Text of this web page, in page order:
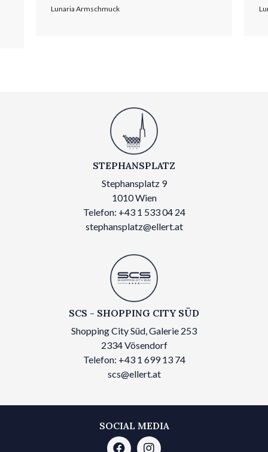
Lunaria Armschmuck
STEPHANSPLATZ
Stephansplatz 9
1010 Wien
Telefon: +43 1 533 04 24
stephansplatz@ellert.at
SCS - SHOPPING CITY SÜD
Shopping City Süd, Galerie 253
2334 Vösendorf
Telefon: +43 1 699 13 74
scs@ellert.at
SOCIAL MEDIA